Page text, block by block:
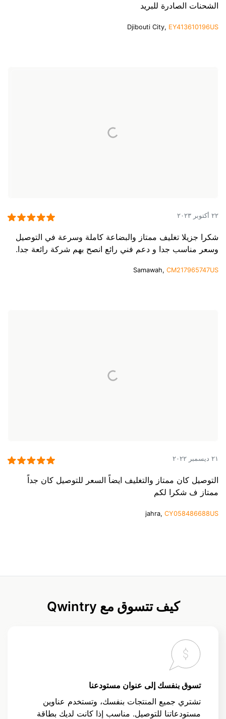
الشحنات الصادرة للبريد
Djibouti City, EY413610196US
٢٢ أكتوبر ٢٠٢٣
شكرا جزيلا تغليف ممتاز والبضاعة كاملة وسرعة في التوصيل
وسعر مناسب جدا و دعم فني رائع انصح بهم شركة رائعة جدا.
Samawah, CM217965747US
٢١ ديسمبر ٢٠٢٢
التوصيل كان ممتاز والتغليف ايضاً السعر للتوصيل كان جداً
ممتاز ف شكرا لكم
jahra, CY058486688US
كيف تتسوق مع Qwintry
تسوق بنفسك إلى عنوان مستودعنا
تشتري جميع المنتجات بنفسك، وتستخدم عناوين
مستودعاتنا للتوصيل. مناسب إذا كانت لديك بطاقة